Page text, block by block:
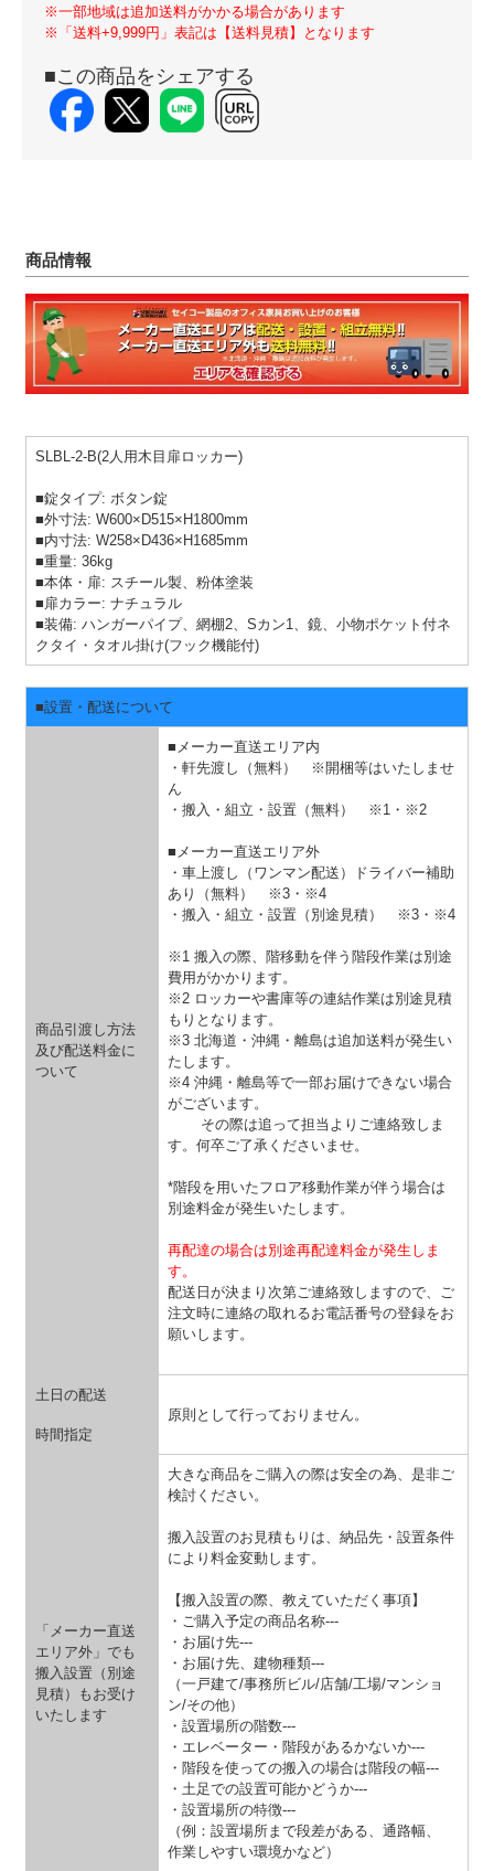
※一部地域は追加送料がかかる場合があります
※「送料+9,999円」表記は【送料見積】となります
■この商品をシェアする
商品情報
SLBL-2-B(2人用木目扉ロッカー)
■錠タイプ: ボタン錠
■外寸法: W600×D515×H1800mm
■内寸法: W258×D436×H1685mm
■重量: 36kg
■本体・扉: スチール製、粉体塗装
■扉カラー: ナチュラル
■装備: ハンガーパイプ、網棚2、Sカン1、鏡、小物ポケット付ネ
クタイ・タオル掛け(フック機能付)
■設置・配送について
商品引渡し方法
及び配送料金に
ついて
■メーカー直送エリア内
・軒先渡し（無料） ※開梱等はいたしませ
ん
・搬入・組立・設置（無料）
※1・※2
■メーカー直送エリア外
・車上渡し（ワンマン配送）ドライバー補助
あり（無料）
※3・※4
・搬入・組立・設置（別途見積）
※3・※4
※1 搬入の際、階移動を伴う階段作業は別途
費用がかかります。
※2 ロッカーや書庫等の連結作業は別途見積
もりとなります。
※3 北海道・沖縄・離島は追加送料が発生い
たします。
※4 沖縄・離島等で一部お届けできない場合
がございます。
その際は追って担当よりご連絡致しま
す。何卒ご了承くださいませ。
*階段を用いたフロア移動作業が伴う場合は
別途料金が発生いたします。
再配達の場合は別途再配達料金が発生しま
す。
配送日が決まり次第ご連絡致しますので、ご
注文時に連絡の取れるお電話番号の登録をお
願いします。
土日の配送
原則として行っておりません。
時間指定
「メーカー直送
エリア外」でも
搬入設置（別途
見積）もお受け
いたします
大きな商品をご購入の際は安全の為、是非ご
検討ください。
搬入設置のお見積もりは、納品先・設置条件
により料金変動します。
【搬入設置の際、教えていただく事項】
・ご購入予定の商品名称---
・お届け先---
・お届け先、建物種類---
（一戸建て/事務所ビル/店舗/工場/マンショ
ン/その他）
・設置場所の階数---
・エレベーター・階段があるかないか---
・階段を使っての搬入の場合は階段の幅---
・土足での設置可能かどうか---
・設置場所の特徴---
（例：設置場所まで段差がある、通路幅、
作業しやすい環境かなど）